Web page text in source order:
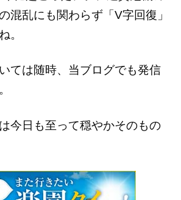
混乱にも関わらず「V字回復」
。
ては随時、当ブログでも発信
今日も至って穏やかそのもの